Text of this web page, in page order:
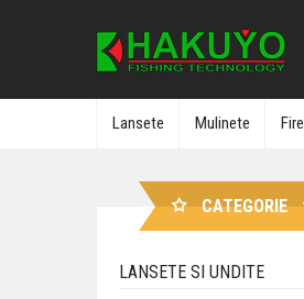
Lansete Mulinete Fire
CATEGORIE
LANSETE SI UNDITE